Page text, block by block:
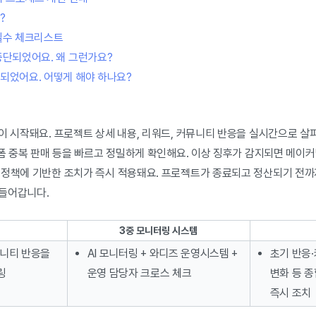
체크리스트
되었어요. 왜 그런가요?
었어요. 어떻게 해야 하나요?
시작돼요. 프로젝트 상세 내용, 리워드, 커뮤니티 반응을 실시간으로 살
중복 판매 등을 빠르고 정밀하게 확인해요. 이상 징후가 감지되면 메이
책에 기반한 조치가 즉시 적용돼요. 프로젝트가 종료되고 정산되기 전
어갑니다.
3중 모니터링 시스템
티 반응을
AI 모니터링 + 와디즈 운영시스템 +
운영 담당자 크로스 체크
초기 반응
변화 등
즉시 조치